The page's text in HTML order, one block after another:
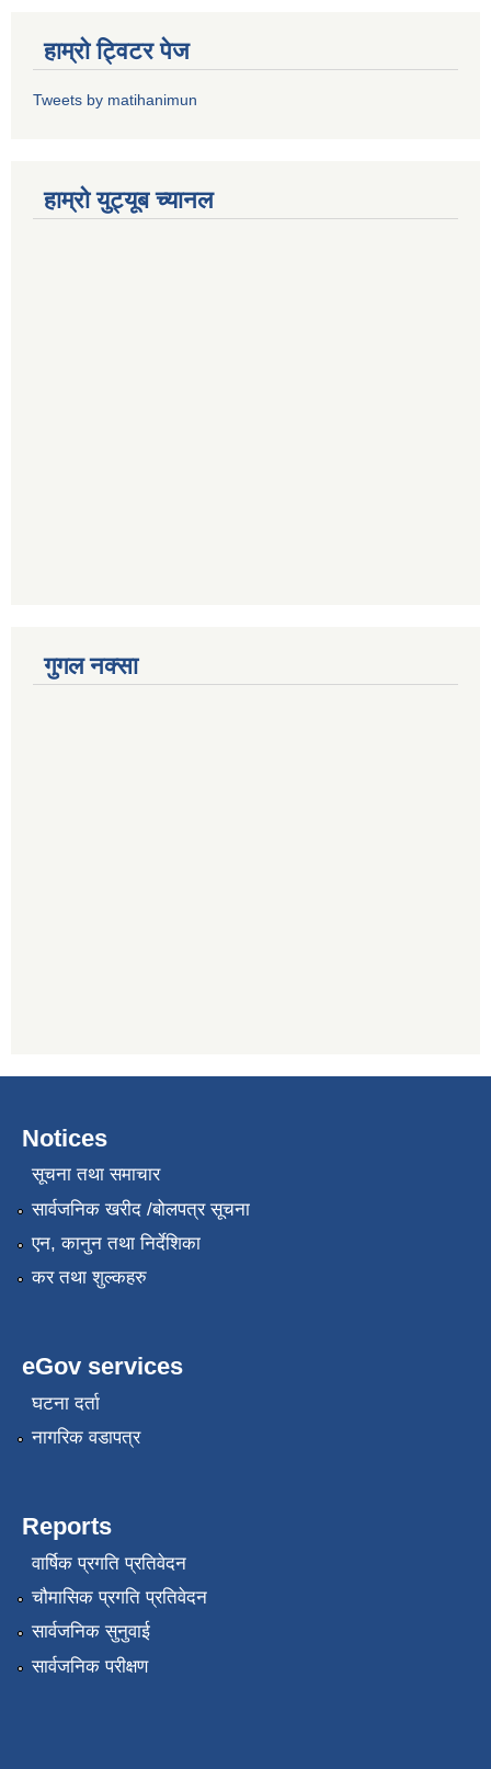
हाम्राे ट्विटर पेज
Tweets by matihanimun
हाम्रो युट्यूब च्यानल
गुगल नक्सा
Notices
सूचना तथा समाचार
सार्वजनिक खरीद /बोलपत्र सूचना
एन, कानुन तथा निर्देशिका
कर तथा शुल्कहरु
eGov services
घटना दर्ता
नागरिक वडापत्र
Reports
वार्षिक प्रगति प्रतिवेदन
चौमासिक प्रगति प्रतिवेदन
सार्वजनिक सुनुवाई
सार्वजनिक परीक्षण